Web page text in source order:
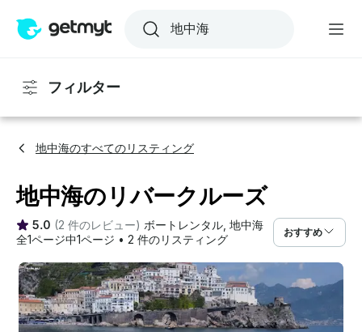
フィルター
地中海のすべてのリスティング
地中海のリバークルーズ
5.0 (2 件のレビュー) ボートレンタル 地中海
全1ページ中1ページ • 2 件のリスティング
おすすめ